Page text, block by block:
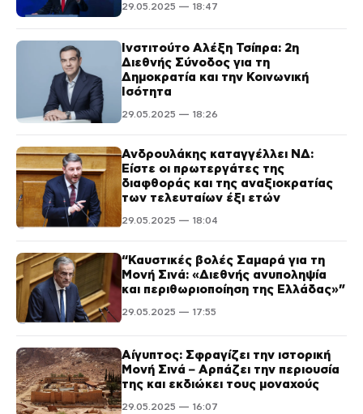
29.05.2025 — 18:47
Ινστιτούτο Αλέξη Τσίπρα: 2η
Διεθνής Σύνοδος για τη
Δημοκρατία και την Κοινωνική
Ισότητα
29.05.2025 — 18:26
Ανδρουλάκης καταγγέλλει ΝΔ:
Είστε οι πρωτεργάτες της
διαφθοράς και της αναξιοκρατίας
των τελευταίων έξι ετών
29.05.2025 — 18:04
“Καυστικές βολές Σαμαρά για τη
Μονή Σινά: «Διεθνής ανυποληψία
και περιθωριοποίηση της Ελλάδας»”
29.05.2025 — 17:55
Αίγυπτος: Σφραγίζει την ιστορική
Μονή Σινά – Αρπάζει την περιουσία
της και εκδιώκει τους μοναχούς
29.05.2025 — 16:07